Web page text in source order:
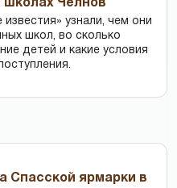
школах Челнов
известия» узнали, чем они
школ, во сколько
детей и какие условия
Спасской ярмарки в